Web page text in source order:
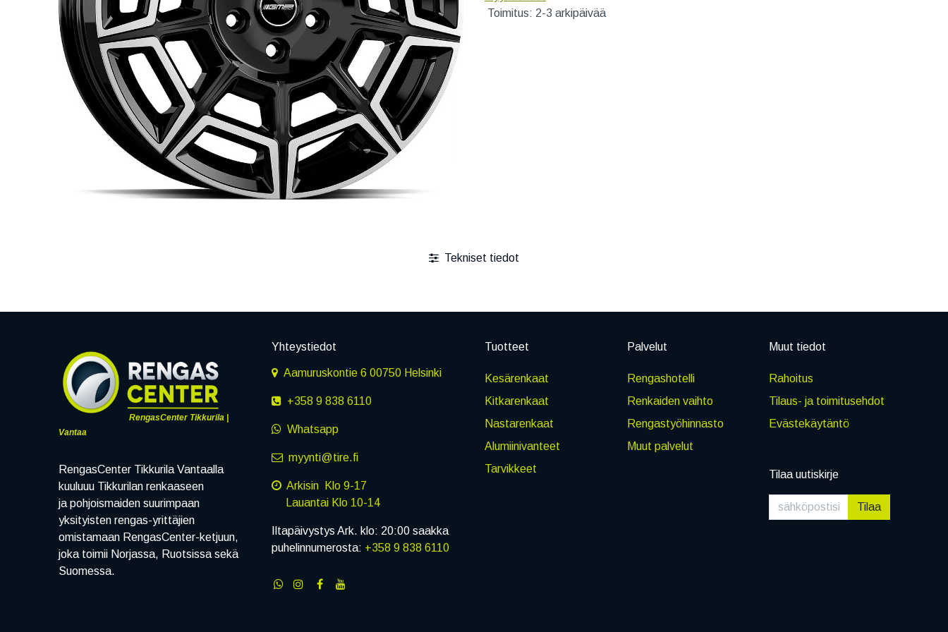
Toimitus: 2-3 arkipäivää
Tekniset tiedot
RengasCenter Tikkurila |
Vantaa
RengasCenter Tikkurila Vantaalla
kuuluuu Tikkurilan renkaaseen
ja pohjoismaiden suurimpaan
yksityisten rengas-yrittäjien
omistamaan RengasCenter-ketjuun,
joka toimii Norjassa, Ruotsissa sekä
Suomessa.
Yhteystiedot
Aamuruskontie 6 00750 Helsinki
+358 9 838 6110
Whatsapp
myynti@tire.fi
Arkisin Klo 9-17
Lauantai Klo 10-14
Iltapäivystys Ark. klo: 20:00 saakka
puhelinnumerosta: +358 9 838 6110
Tuotteet
Kesärenkaat
Kitkarenkaat
Nastarenkaat
Alumiinivanteet
Tarvikkeet
Palvelut
Rengashotelli
Renkaiden vaihto
Rengastyöhinnasto
Muut palvelut
Muut tiedot
Rahoitus
Tilaus- ja toimitusehdot
Evästekäytäntö
Tilaa uutiskirje
Tilaa